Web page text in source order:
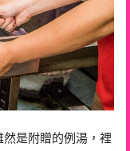
是附贈的例湯，裡